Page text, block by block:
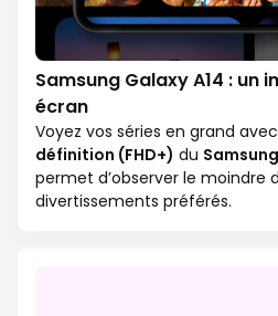
Samsung Galaxy A14 : un
écran
Voyez vos séries en grand avec
définition (FHD+) du
permet d’observer le moindre
divertissements préférés.